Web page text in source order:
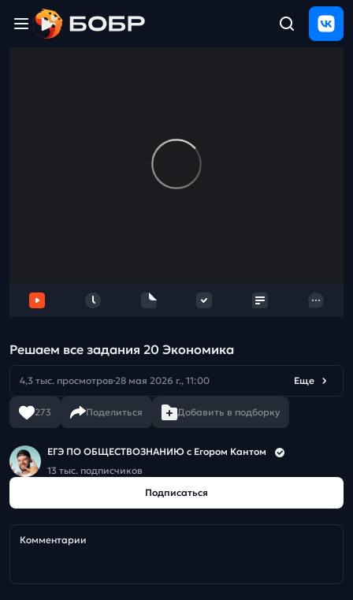
отзыв
Решаем все задания 20 Экономика
4,3 тыс. просмотров 28 мая 2026 г., 11:00 Еще
273 Поделиться Добавить в подборку
ЕГЭ ПО ОБЩЕСТВОЗНАНИЮ c Егором Кантом
13 тыс. подписчиков
Подписаться
Комментарии